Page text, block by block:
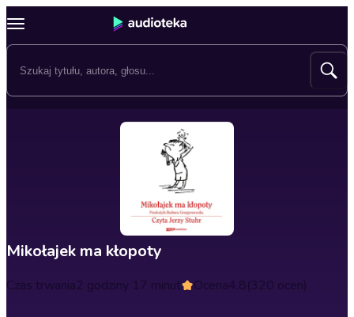
Mikołajek ma kłopoty
Czas trwania2 godziny 17 minut Ocena4.8(320 ocen)